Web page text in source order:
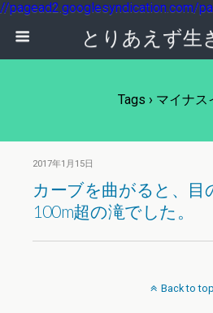
//pagead2.googlesyndication.com/
とりあえず生
Tags › マイナス
2017年1月15日
カーブを曲がると、目
100m超の滝でした。
Back to top